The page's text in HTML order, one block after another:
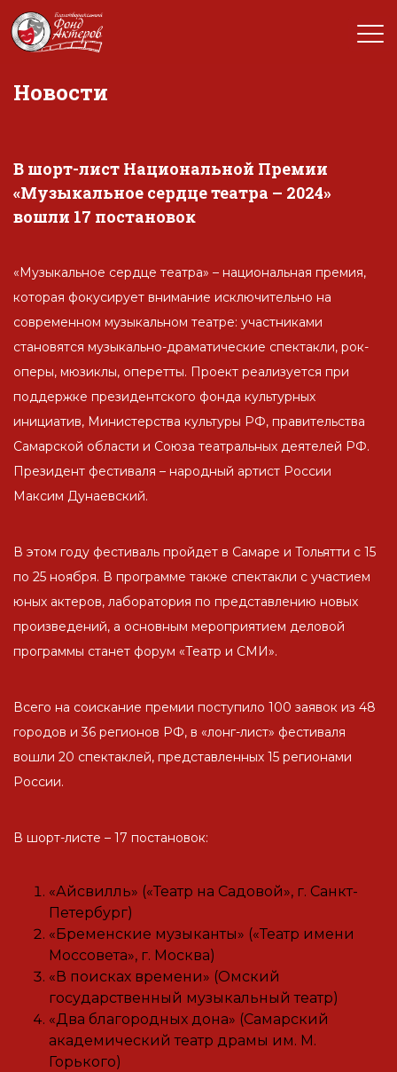
Новости
В шорт-лист Национальной Премии
«Музыкальное сердце театра – 2024»
вошли 17 постановок
«Музыкальное сердце театра» – национальная премия,
которая фокусирует внимание исключительно на
современном музыкальном театре: участниками
становятся музыкально-драматические спектакли, рок-
оперы, мюзиклы, оперетты. Проект реализуется при
поддержке президентского фонда культурных
инициатив, Министерства культуры РФ, правительства
Самарской области и Союза театральных деятелей РФ.
Президент фестиваля – народный артист России
Максим Дунаевский.
В этом году фестиваль пройдет в Самаре и Тольятти с 15
по 25 ноября. В программе также спектакли с участием
юных актеров, лаборатория по представлению новых
произведений, а основным мероприятием деловой
программы станет форум «Театр и СМИ».
Всего на соискание премии поступило 100 заявок из 48
городов и 36 регионов РФ, в «лонг-лист» фестиваля
вошли 20 спектаклей, представленных 15 регионами
России.
В шорт-листе – 17 постановок:
«Айсвилль» («Театр на Садовой», г. Санкт-
Петербург)
«Бременские музыканты» («Театр имени
Моссовета», г. Москва)
«В поисках времени» (Омский
государственный музыкальный театр)
«Два благородных дона» (Самарский
академический театр драмы им. М.
Горького)